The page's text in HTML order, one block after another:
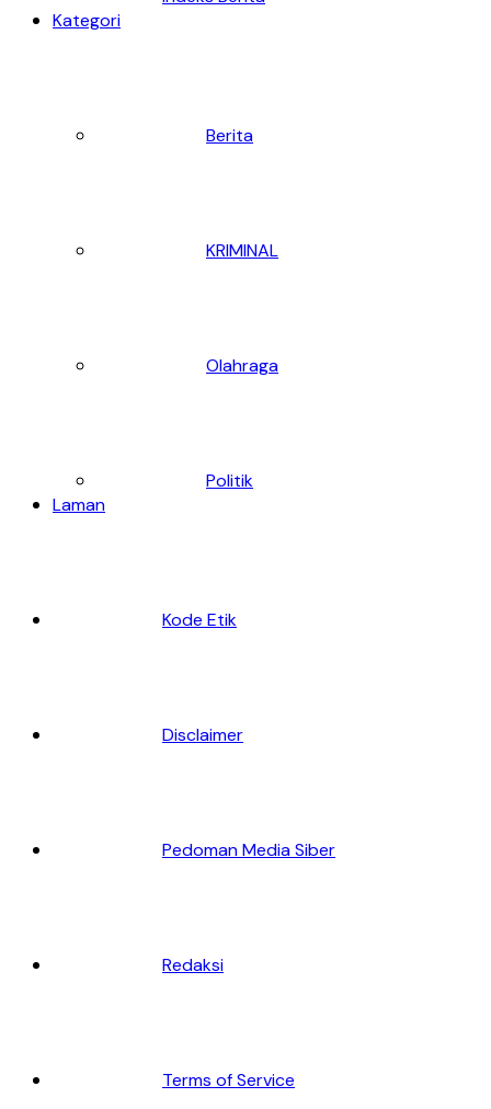
Kategori
Berita
KRIMINAL
Olahraga
Politik
Laman
Kode Etik
Disclaimer
Pedoman Media Siber
Redaksi
Terms of Service